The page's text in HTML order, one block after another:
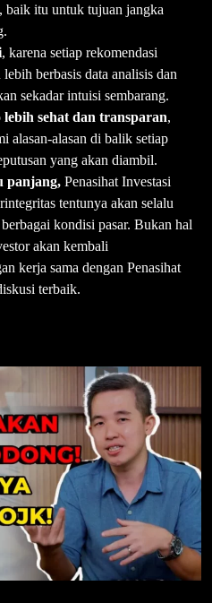
baik itu untuk tujuan jangka
, karena setiap rekomendasi
berbasis data analisis dan
sekadar intuisi sembarang.
sehat dan transparan,
alasan-alasan di balik setiap
yang akan diambil.
panjang, Penasihat Investasi
tentunya akan selalu
kondisi pasar. Bukan hal
akan kembali
kerja sama dengan Penasihat
terbaik.